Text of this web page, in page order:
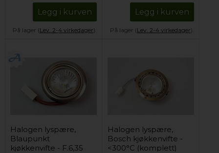
Legg i kurven
På lager (Lev. 2-4 virkedager).
Legg i kurven
På lager (Lev. 2-4 virkedager).
Halogen lyspære,
Blaupunkt
kjøkkenvifte - F.6,35
Halogen lyspære,
Bosch kjøkkenvifte -
<300°C (komplett)